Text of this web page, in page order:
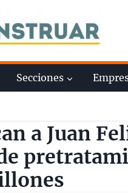
Secciones
a Juan